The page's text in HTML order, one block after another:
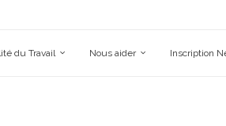
du Travail Nous aider Inscription